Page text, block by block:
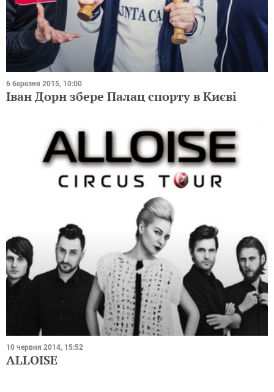
6 березня 2015, 10:00
Іван Дорн збере Палац спорту в Києві
10 червня 2014, 15:52
ALLOISE